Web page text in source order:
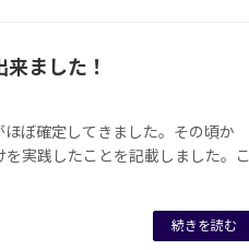
ました！
ぼ確定してきました。その頃か
実践したことを記載しました。こ
続きを読む